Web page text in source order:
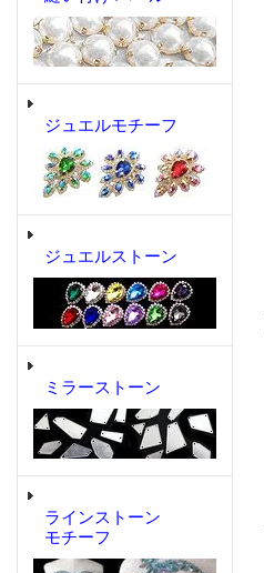
ジュエルモチーフ
ジュエルストーン
ミラーストーン
ラインストーン
モチーフ